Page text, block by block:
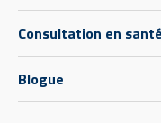
Consultation en
Blogue